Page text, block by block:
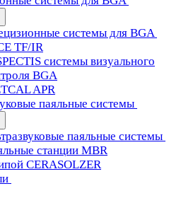
системы для BGA
TF/IR
системы визуального
BGA
APR
паяльные системы
паяльные системы
станции MBR
CERASOLZER